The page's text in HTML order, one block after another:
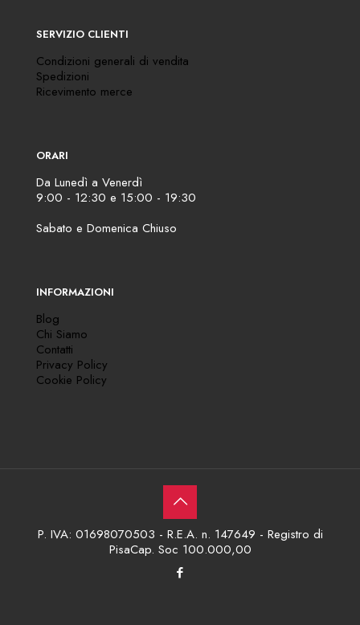
SERVIZIO CLIENTI
Condizioni generali di vendita
Spedizioni
Ricevimento merce
ORARI
Da Lunedì a Venerdì
9:00 - 12:30 e 15:00 - 19:30
Sabato e Domenica Chiuso
INFORMAZIONI
Blog
Chi Siamo
Contatti
Privacy Policy
Cookie Policy
P. IVA: 01698070503 - R.E.A. n. 147649 - Registro di
PisaCap. Soc 100.000,00